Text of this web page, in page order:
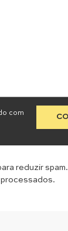
com
reduzir spam.
.